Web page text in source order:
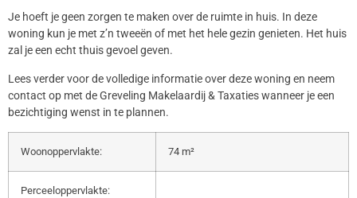
Je hoeft je geen zorgen te maken over de ruimte in huis. In deze
woning kun je met z’n tweeën of met het hele gezin genieten. Het huis
zal je een echt thuis gevoel geven.
Lees verder voor de volledige informatie over deze woning en neem
contact op met de Greveling Makelaardij & Taxaties wanneer je een
bezichtiging wenst in te plannen.
Woonoppervlakte: 74 m²
Perceeloppervlakte: